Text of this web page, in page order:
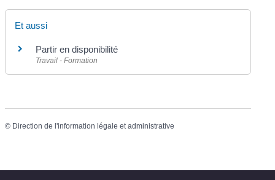
Et aussi
Partir en disponibilité
Travail - Formation
© Direction de l'information légale et administrative